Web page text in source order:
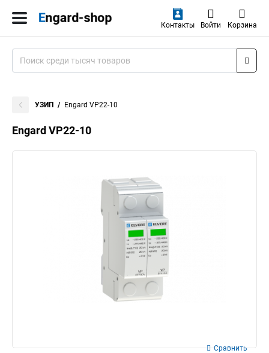
Контакты Войти Корзина
УЗИП Engard VP22-10
Engard VP22-10
Сравнить